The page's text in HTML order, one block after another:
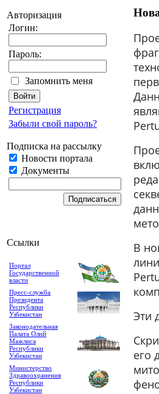
Авторизация
Логин:
Пароль:
Запомнить меня
Регистрация
Забыли свой пароль?
Подписка на рассылку
Новости портала
Документы
Ссылки
Портал
Государственной
власти
Пресс-служба
Президента
Республики
Узбекистан
Законодательная
Палата Олий
Мажлиса
Республики
Узбекистан
Министерство
Здравоохранения
Республики
Узбекистан
В
Эти
его